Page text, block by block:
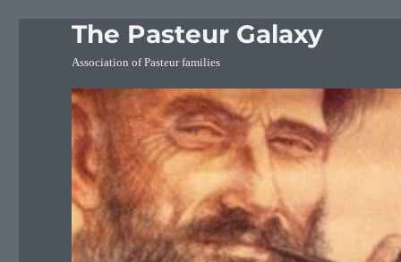
The Pasteur Galaxy
Association of Pasteur families